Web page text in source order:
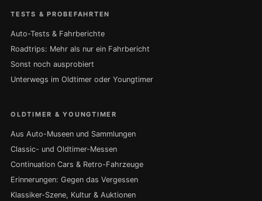
TESTS & PROBEFAHRTEN
Auto-Tests & Fahrberichte
Roadtrips: Mehr als nur ein Fahrbericht
Sonst noch ausprobiert
Unterwegs im Oldtimer oder Youngtimer
OLDTIMER & YOUNGTIMER
Aus Auto-Museen und Sammlungen
Classic- und Oldtimer-Messen
Continuation Cars & Retro-Fahrzeuge
Erinnerungen: Gegen das Vergessen
Klassiker-Szene, Kultur & Auktionen